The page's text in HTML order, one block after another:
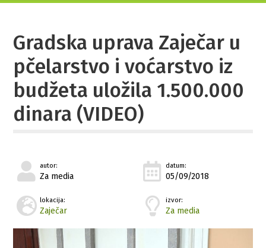
Gradska uprava Zaječar u
pčelarstvo i voćarstvo iz
budžeta uložila 1.500.000
dinara (VIDEO)
autor:
Za media
datum:
05/09/2018
lokacija:
Zaječar
izvor:
Za media